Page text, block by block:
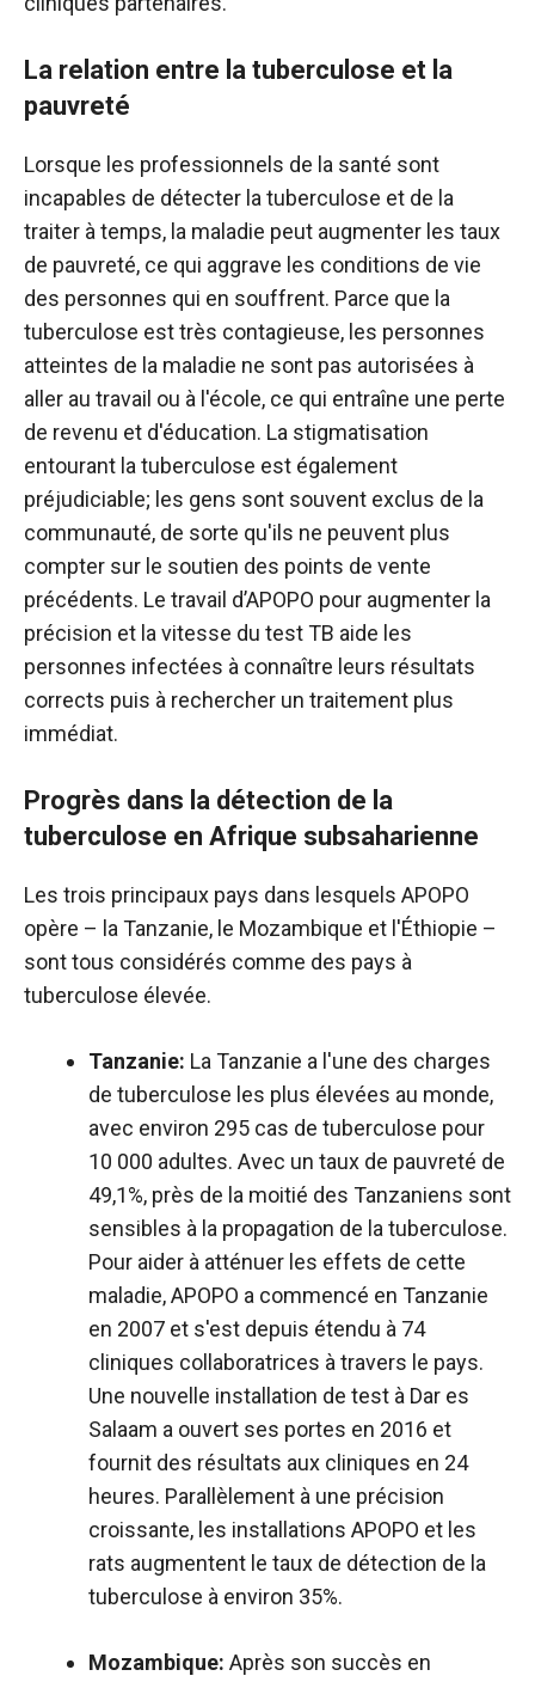
La relation entre la tuberculose et la
pauvreté
Lorsque les professionnels de la santé sont
incapables de détecter la tuberculose et de la
traiter à temps, la maladie peut augmenter les taux
de pauvreté, ce qui aggrave les conditions de vie
des personnes qui en souffrent. Parce que la
tuberculose est très contagieuse, les personnes
atteintes de la maladie ne sont pas autorisées à
aller au travail ou à l'école, ce qui entraîne une perte
de revenu et d'éducation. La stigmatisation
entourant la tuberculose est également
préjudiciable; les gens sont souvent exclus de la
communauté, de sorte qu'ils ne peuvent plus
compter sur le soutien des points de vente
précédents. Le travail d’APOPO pour augmenter la
précision et la vitesse du test TB aide les
personnes infectées à connaître leurs résultats
corrects puis à rechercher un traitement plus
immédiat.
Progrès dans la détection de la
tuberculose en Afrique subsaharienne
Les trois principaux pays dans lesquels APOPO
opère – la Tanzanie, le Mozambique et l'Éthiopie –
sont tous considérés comme des pays à
tuberculose élevée.
Tanzanie: La Tanzanie a l'une des charges
de tuberculose les plus élevées au monde,
avec environ 295 cas de tuberculose pour
10 000 adultes. Avec un taux de pauvreté de
49,1%, près de la moitié des Tanzaniens sont
sensibles à la propagation de la tuberculose.
Pour aider à atténuer les effets de cette
maladie, APOPO a commencé en Tanzanie
en 2007 et s'est depuis étendu à 74
cliniques collaboratrices à travers le pays.
Une nouvelle installation de test à Dar es
Salaam a ouvert ses portes en 2016 et
fournit des résultats aux cliniques en 24
heures. Parallèlement à une précision
croissante, les installations APOPO et les
rats augmentent le taux de détection de la
tuberculose à environ 35%.
Mozambique: Après son succès en